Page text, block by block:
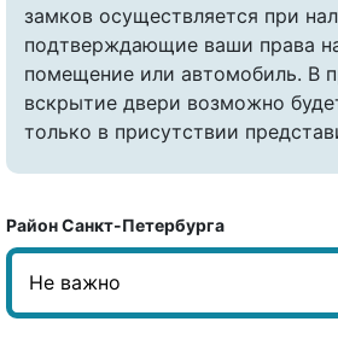
замков осуществляется при
подтверждающие ваши права
помещение или автомобиль. В
вскрытие двери возможно
только в присутствии
Район Санкт-Петербурга